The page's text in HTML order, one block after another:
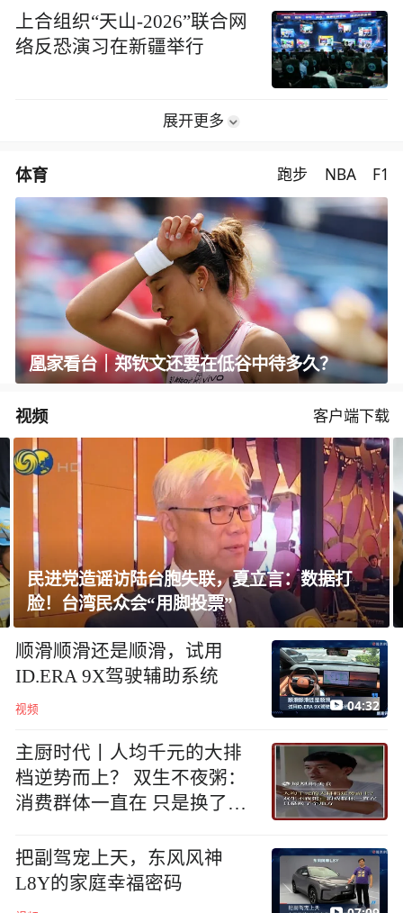
上合组织“天山-2026”联合网
络反恐演习在新疆举行
展开更多
体育 跑步 NBA F1
凰家看台｜郑钦文还要在低谷中待多久？
视频 客户端下载
陆台胞失联，夏立言：数据打
会“用脚投票”
自民党内现
内阁
顺滑顺滑还是顺滑，试用
ID.ERA 9X驾驶辅助系统
视频 04:32
主厨时代丨人均千元的大排
档逆势而上？ 双生不夜粥：
消费群体一直在 只是换了个
把副驾宠上天，东风风神
L8Y的家庭幸福密码